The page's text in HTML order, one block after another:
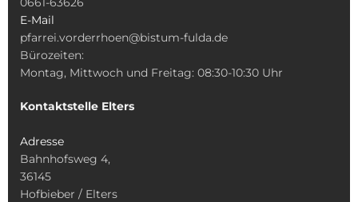
E-Mail
pfarrei.vorderrhoen@bistum-fulda.de
Bürozeiten:
Montag, Mittwoch und Freitag: 08:30-10:30 Uhr
Kontaktstelle Elters
Adresse
Bahnhofsweg 4,
36145
Hofbieber / Elters